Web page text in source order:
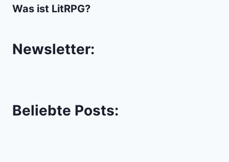
Was ist LitRPG?
Newsletter:
Beliebte Posts: